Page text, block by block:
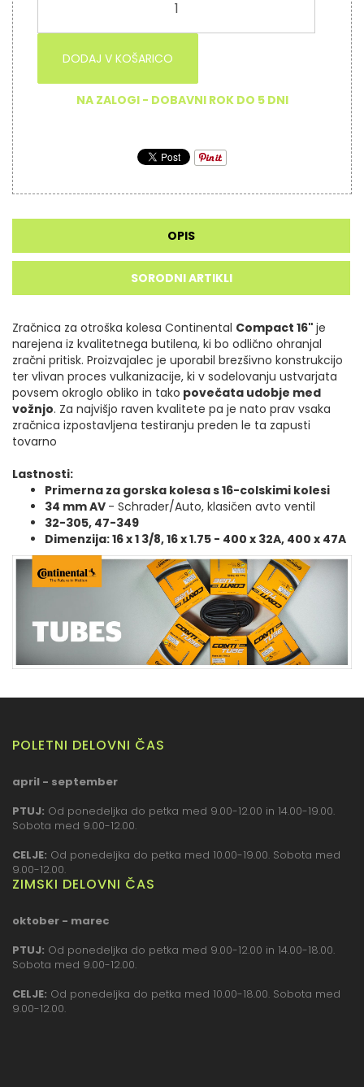
DODAJ V KOŠARICO
NA ZALOGI - DOBAVNI ROK DO 5 DNI
OPIS
SORODNI ARTIKLI
Zračnica za otroška kolesa Continental Compact 16" je
narejena iz kvalitetnega butilena, ki bo odlično ohranjal
zračni pritisk. Proizvajalec je uporabil brezšivno konstrukcijo
ter vlivan proces vulkanizacije, ki v sodelovanju ustvarjata
povsem okroglo obliko in tako povečata udobje med
vožnjo. Za najvišjo raven kvalitete pa je nato prav vsaka
zračnica izpostavljena testiranju preden le ta zapusti
tovarno
Lastnosti:
Primerna za gorska kolesa s 16-colskimi kolesi
34 mm AV - Schrader/Auto, klasičen avto ventil
32-305, 47-349
Dimenzija: 16 x 1 3/8, 16 x 1.75 - 400 x 32A, 400 x 47A
POLETNI DELOVNI ČAS
april - september
PTUJ: Od ponedeljka do petka med 9.00-12.00 in 14.00-19.00.
Sobota med 9.00-12.00.
CELJE: Od ponedeljka do petka med 10.00-19.00. Sobota med
9.00-12.00.
ZIMSKI DELOVNI ČAS
oktober - marec
PTUJ: Od ponedeljka do petka med 9.00-12.00 in 14.00-18.00.
Sobota med 9.00-12.00.
CELJE: Od ponedeljka do petka med 10.00-18.00. Sobota med
9.00-12.00.